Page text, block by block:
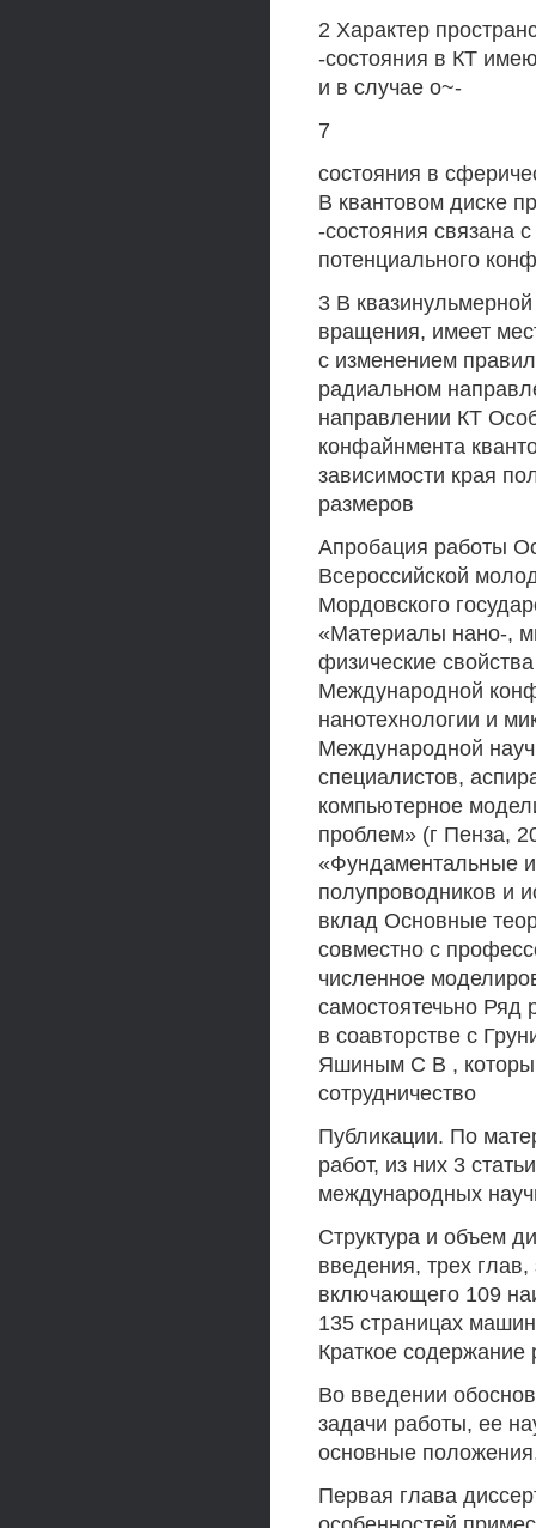
2 Характер
-состояния в КТ
и в случае о~-
7
состояния в
В квантовом диске
-состояния связана
потенциального
3 В
вращения, имеет
с изменением
радиальном
направлении КТ
конфайнмента
зависимости края
размеров
Апробация работы
Всероссийской
Мордовского
«Материалы нано-,
физические
Международной
нанотехнологии и
Международной
специалистов,
компьютерное
проблем» (г Пенза,
«Фундаментальные
полупроводников и
вклад Основные
совместно с
численное
самостоятечьно Ряд
в соавторстве с
Яшиным С В ,
сотрудничество
Публикации. По
работ, из них 3
международных
Структура и объем
введения, трех
включающего 109
135 страницах
Краткое содержание
Во введении
задачи работы, ее
основные
Первая глава